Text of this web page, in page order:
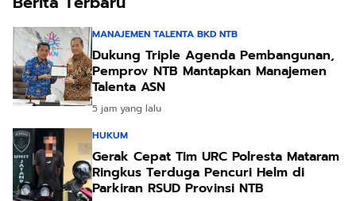
MANAJEMEN TALENTA BKD NTB
Dukung Triple Agenda Pembangunan,
Pemprov NTB Mantapkan Manajemen
Talenta ASN
5 jam yang lalu
HUKUM
Gerak Cepat Tim URC Polresta Mataram
Ringkus Terduga Pencuri Helm di
Parkiran RSUD Provinsi NTB